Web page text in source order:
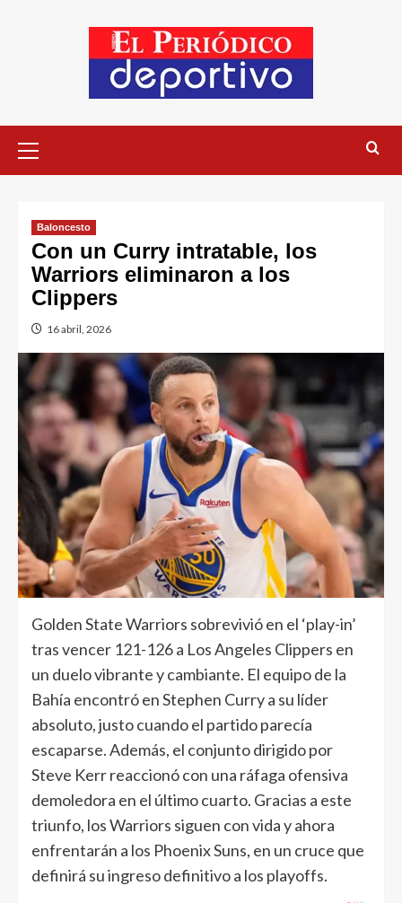
Baloncesto
Con un Curry intratable, los
Warriors eliminaron a los
Clippers
16 abril, 2026
Golden State Warriors sobrevivió en el ‘play-in’
tras vencer 121-126 a Los Angeles Clippers en
un duelo vibrante y cambiante. El equipo de la
Bahía encontró en Stephen Curry a su líder
absoluto, justo cuando el partido parecía
escaparse. Además, el conjunto dirigido por
Steve Kerr reaccionó con una ráfaga ofensiva
demoledora en el último cuarto. Gracias a este
triunfo, los Warriors siguen con vida y ahora
enfrentarán a los Phoenix Suns, en un cruce que
definirá su ingreso definitivo a los playoffs.